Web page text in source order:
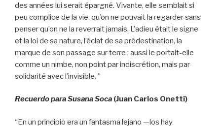
des années lui serait épargné. Vivante, elle semblait si
peu complice de la vie, qu’on ne pouvait la regarder sans
penser qu’on ne la reverrait jamais. L’adieu était le signe
et la loi de sa nature, l’éclat de sa prédestination, la
marque de son passage sur terre ; aussi le portait-elle
comme un nimbe, non point par indiscrétion, mais par
solidarité avec l’invisible. ”
Recuerdo para Susana Soca (Juan Carlos Onetti)
“En un principio era un fantasma lejano —los hay